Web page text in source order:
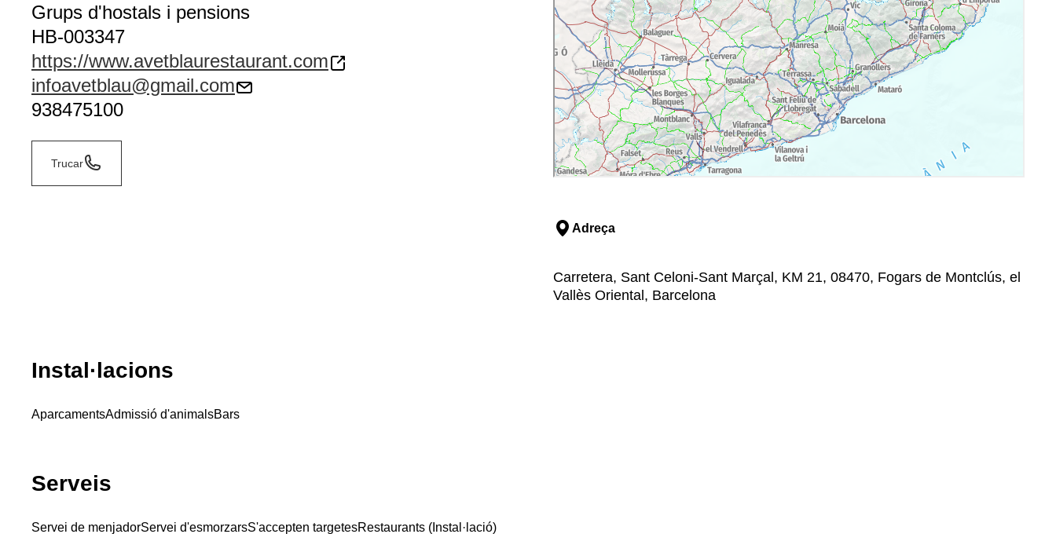
Grups d'hostals i pensions
HB-003347
https://www.avetblaurestaurant.com
infoavetblau@gmail.com
938475100
Trucar
Adreça
Carretera, Sant Celoni-Sant Marçal, KM 21, 08470, Fogars de Montclús, el
Vallès Oriental, Barcelona
Instal·lacions
AparcamentsAdmissió d'animalsBars
Serveis
Servei de menjadorServei d'esmorzarsS'accepten targetesRestaurants (Instal·lació)